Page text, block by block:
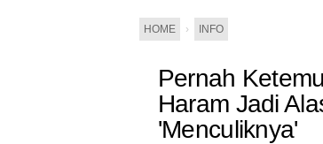
HOME › INFO
Pernah
Haram Jadi
'Menculiknya'